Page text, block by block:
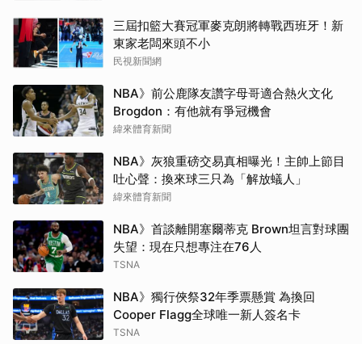
三屆扣籃大賽冠軍麥克朗將轉戰西班牙！新
東家老闆來頭不小
民視新聞網
NBA》前公鹿隊友讚字母哥適合熱火文化
Brogdon：有他就有爭冠機會
緯來體育新聞
NBA》灰狼重磅交易真相曝光！主帥上節目
吐心聲：換來球三只為「解放蟻人」
緯來體育新聞
NBA》首談離開塞爾蒂克 Brown坦言對球團
失望：現在只想專注在76人
TSNA
NBA》獨行俠祭32年季票懸賞 為換回
Cooper Flagg全球唯一新人簽名卡
TSNA